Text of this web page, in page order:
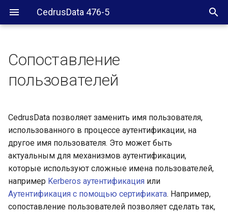
CedrusData 476-5
Сопоставление с помощью
файла
Сопоставление
пользователей
CedrusData позволяет заменить имя пользователя,
использованного в процессе аутентификации, на
другое имя пользователя. Это может быть
актуальным для механизмов аутентификации,
которые используют сложные имена пользователей,
например Kerberos аутентификация или
Аутентификация с помощью сертификата. Например,
сопоставление пользователей позволяет сделать так,